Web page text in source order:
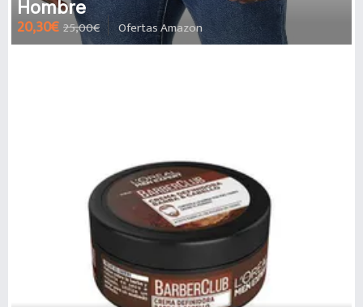
Hombre
20,30€ 25,00€ Ofertas Amazon